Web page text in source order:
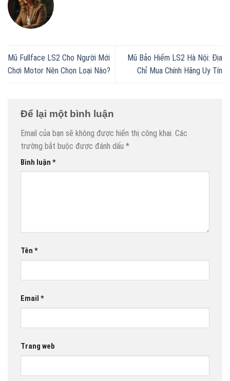
Mũ Fullface LS2 Cho Người Mới
Chơi Motor Nên Chọn Loại Nào?
Mũ Bảo Hiểm LS2 Hà Nội: Địa
Chỉ Mua Chính Hãng Uy Tín
Để lại một bình luận
Email của bạn sẽ không được hiển thị công khai. Các
trường bắt buộc được đánh dấu *
Bình luận *
Tên *
Email *
Trang web